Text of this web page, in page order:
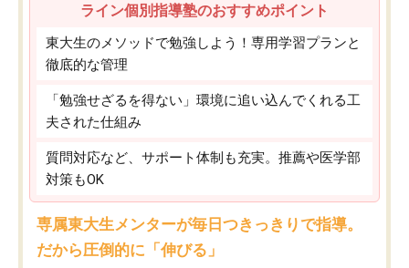
ライン個別指導塾のおすすめポイント
東大生のメソッドで勉強しよう！専用学習プランと
徹底的な管理
「勉強せざるを得ない」環境に追い込んでくれる工
夫された仕組み
質問対応など、サポート体制も充実。推薦や医学部
対策もOK
専属東大生メンターが毎日つきっきりで指導。
だから圧倒的に「伸びる」